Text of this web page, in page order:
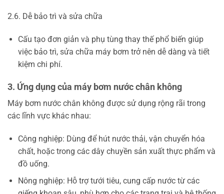
2.6. Dễ bảo trì và sửa chữa
Cấu tạo đơn giản và phụ tùng thay thế phổ biến giúp
việc bảo trì, sửa chữa máy bơm trở nên dễ dàng và tiết
kiệm chi phí.
3. Ứng dụng của máy bơm nước chân không
Máy bơm nước chân không được sử dụng rộng rãi trong
các lĩnh vực khác nhau:
Công nghiệp: Dùng để hút nước thải, vận chuyển hóa
chất, hoặc trong các dây chuyền sản xuất thực phẩm và
đồ uống.
Nông nghiệp: Hỗ trợ tưới tiêu, cung cấp nước từ các